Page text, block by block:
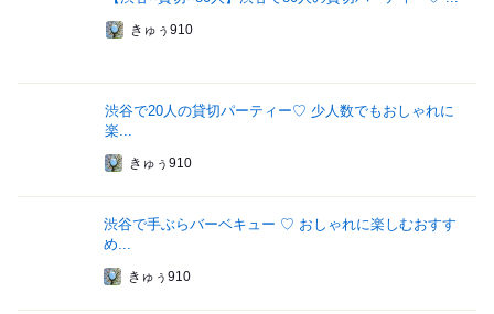
きゅぅ910
渋谷で20人の貸切パーティー♡ 少人数でもおしゃれに
楽...
きゅぅ910
渋谷で手ぶらバーベキュー ♡ おしゃれに楽しむおすす
め...
きゅぅ910